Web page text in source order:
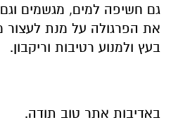
גם חשיפה למים, מגשמים
את הפרגולה על מנת לעצור
בעץ ולמנוע רטיבות וריקבון.
באדיבות אתר טוב תודה.